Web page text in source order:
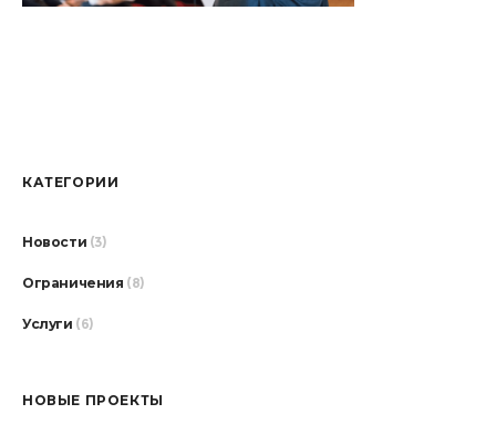
КАТЕГОРИИ
Новости (3)
Ограничения (8)
Услуги (6)
НОВЫЕ ПРОЕКТЫ